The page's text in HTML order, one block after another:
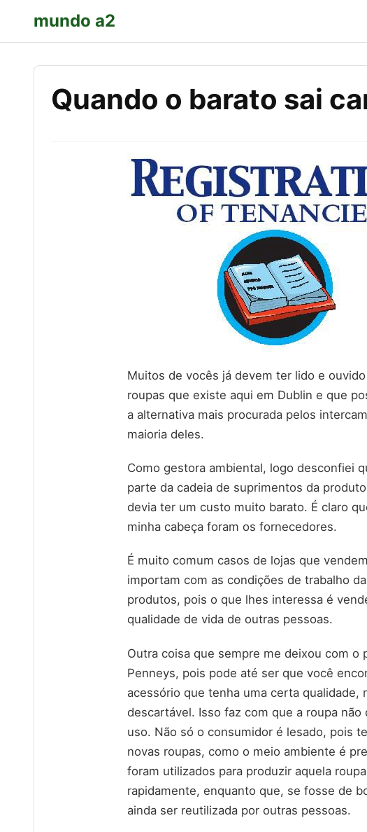
mundo a2
Quando o barato sai
Muitos de vocês já devem ter lido e
roupas que existe aqui em Dublin e que
a alternativa mais procurada pelos
maioria deles.
Como gestora ambiental, logo desconfiei
parte da cadeia de suprimentos da
devia ter um custo muito barato. É claro
minha cabeça foram os fornecedores.
É muito comum casos de lojas que
importam com as condições de trabalho
produtos, pois o que lhes interessa é
qualidade de vida de outras pessoas.
Outra coisa que sempre me deixou com o
Penneys, pois pode até ser que você
acessório que tenha uma certa qualidade,
descartável. Isso faz com que a roupa
uso. Não só o consumidor é lesado, pois
novas roupas, como o meio ambiente é
foram utilizados para produzir aquela
rapidamente, enquanto que, se fosse de
ainda ser reutilizada por outras pessoas.